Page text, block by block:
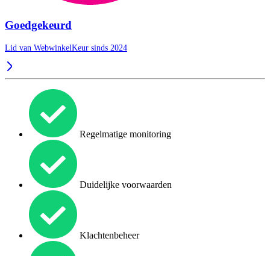
Goedgekeurd
Lid van WebwinkelKeur sinds 2024
Regelmatige monitoring
Duidelijke voorwaarden
Klachtenbeheer